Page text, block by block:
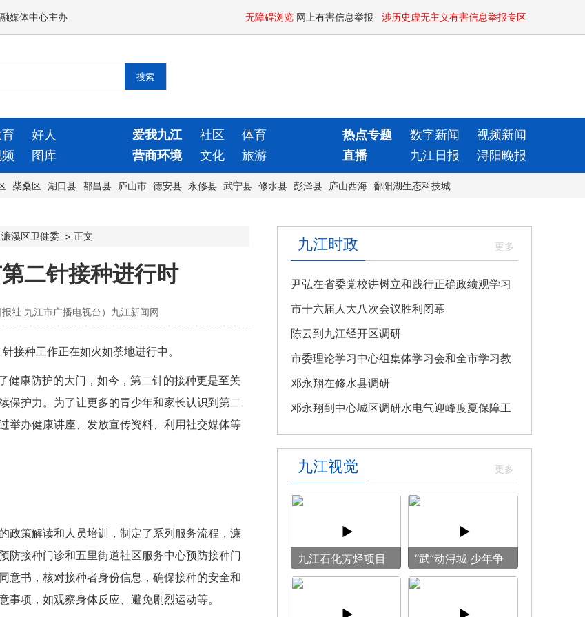
媒体中心主办 无障碍浏览 网上有害信息举报 涉历史虚无主义有害信息举报专区
好人 爱我九江 社区 体育 热点专题 数字新闻
视频新闻
图库 营商环境 文化 旅游 直播 九江日报 浔阳晚报
柴桑区 湖口县 都昌县 庐山市 德安县 永修县 武宁县 修水县 彭泽县 庐山西海 鄱阳湖生态科技城
濂溪区卫健委 > 正文
二针接种进行时
社 九江市广播电视台）九江新闻网
接种工作正在如火如荼地进行中。
康防护的大门，如今，第二针的接种更是至关
保护力。为了让更多的青少年和家长认识到第二
举办健康讲座、发放宣传资料、利用社交媒体等
政策解读和人员培训，制定了系列服务流程，濂
防接种门诊和五里街道社区服务中心预防接种门
意书，核对接种者身份信息，确保接种的安全和
项，如观察身体反应、避免剧烈运动等。
九江时政
尹弘在省委党校讲树立和践行正确政绩观学习
教育专题党课
市十六届人大八次会议胜利闭幕
陈云到九江经开区调研
市委理论学习中心组集体学习会和全市学习教
育整改整治工作汇报会召开
邓永翔在修水县调研
邓永翔到中心城区调研水电气迎峰度夏保障工
作
九江视觉
九江石化芳烃项目
施工现场热火朝天
“武”动浔城 少年争
锋